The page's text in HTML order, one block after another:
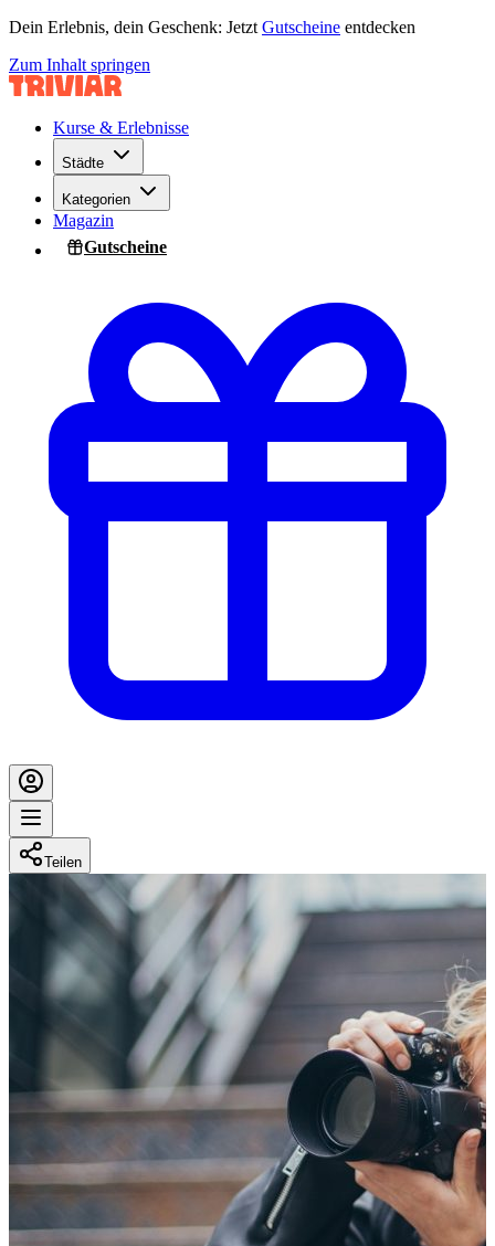
Dein Erlebnis, dein Geschenk: Jetzt Gutscheine entdecken
Zum Inhalt springen
Kurse & Erlebnisse
Städte
Kategorien
Magazin
Gutscheine
Teilen